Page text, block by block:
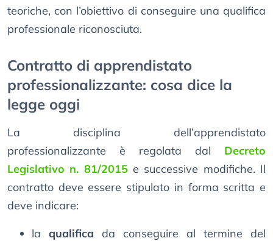
teoriche, con l’obiettivo di conseguire una qualifica
professionale riconosciuta.
Contratto di apprendistato
professionalizzante: cosa dice la
legge oggi
La disciplina dell’apprendistato
professionalizzante è regolata dal Decreto
Legislativo n. 81/2015e successive modifiche. Il
contratto deve essere stipulato in forma scritta e
deve indicare:
la qualifica da conseguire al termine del